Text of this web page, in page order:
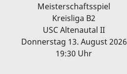
Meisterschaftsspiel
Kreisliga B2
USC Altenautal II
Donnerstag 13. August 2026
19:30 Uhr